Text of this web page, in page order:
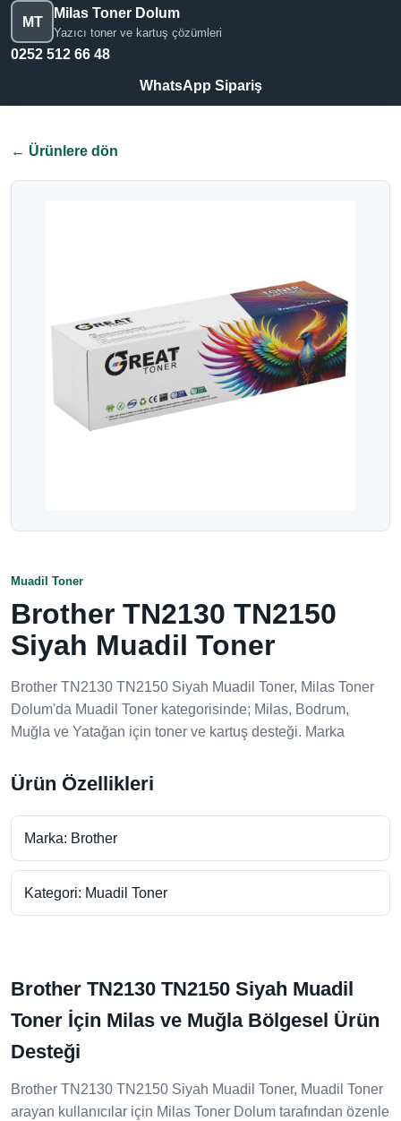
MT
Milas Toner Dolum
Yazıcı toner ve kartuş çözümleri
0252 512 66 48
WhatsApp Sipariş
← Ürünlere dön
Muadil Toner
Brother TN2130 TN2150
Siyah Muadil Toner
Brother TN2130 TN2150 Siyah Muadil Toner, Milas Toner
Dolum'da Muadil Toner kategorisinde; Milas, Bodrum,
Muğla ve Yatağan için toner ve kartuş desteği. Marka
Ürün Özellikleri
Marka: Brother
Kategori: Muadil Toner
Brother TN2130 TN2150 Siyah Muadil
Toner İçin Milas ve Muğla Bölgesel Ürün
Desteği
Brother TN2130 TN2150 Siyah Muadil Toner, Muadil Toner
arayan kullanıcılar için Milas Toner Dolum tarafından özenle